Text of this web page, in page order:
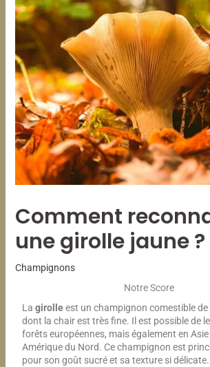
Comment
une girolle jaune ?
Champignons
Notre Score
La girolleest un champignon comestible de
dont la chair est très fine. Il est possible de
forêts européennes, mais également en
Amérique du Nord. Ce champignon est
pour son goût sucré et sa texture si